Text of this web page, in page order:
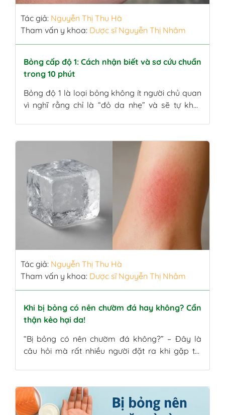
Tác giả: Nguyễn Thị Thu Hà
Tham vấn y khoa: Dược sĩ Nguyễn Thị Nhâm
Bỏng cấp độ 1: Cách nhận biết và sơ cứu chuẩn
trong 10 phút
Bỏng độ 1 là loại bỏng không ít người chủ quan
vì nghĩ rằng chỉ là “đỏ da nhẹ” và sẽ tự khỏi.
thương sâu hơn, thậm chí thâm kéo dài. Bài viết
Tác giả: Nguyễn Thị Thu Hà
Tham vấn y khoa: Dược sĩ Nguyễn Thị Nhâm
Khi bị bỏng có nên chườm đá hay không? Cẩn
thận kẻo hại da!
“Bị bỏng có nên chườm đá không?” – Đây là
câu hỏi mà rất nhiều người đặt ra khi gặp tai
thì, nhưng thực tế lại không đơn giản như vậy.
Nếu không sử […]